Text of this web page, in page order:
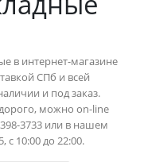
в интернет-магазине
СПб и всей
и под заказ.
можно on-line
3733 или в нашем
10:00 до 22:00.